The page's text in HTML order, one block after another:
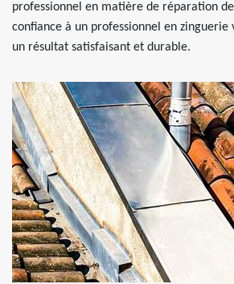
professionnel en matière de réparation
confiance à un professionnel en zinguerie
un résultat satisfaisant et durable.